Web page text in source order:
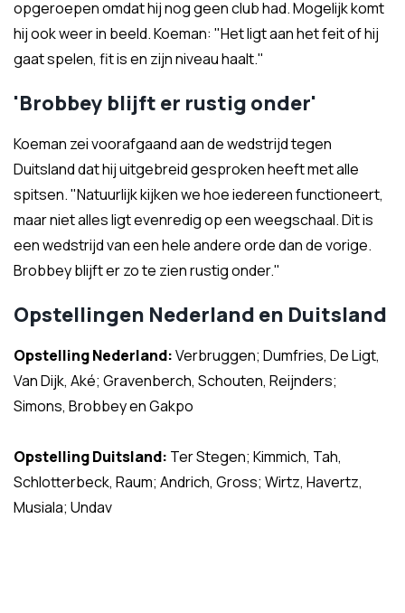
opgeroepen omdat hij nog geen club had. Mogelijk komt
hij ook weer in beeld. Koeman: "Het ligt aan het feit of hij
gaat spelen, fit is en zijn niveau haalt."
'Brobbey blijft er rustig onder'
Koeman zei voorafgaand aan de wedstrijd tegen
Duitsland dat hij uitgebreid gesproken heeft met alle
spitsen. "Natuurlijk kijken we hoe iedereen functioneert,
maar niet alles ligt evenredig op een weegschaal. Dit is
een wedstrijd van een hele andere orde dan de vorige.
Brobbey blijft er zo te zien rustig onder."
Opstellingen Nederland en Duitsland
Opstelling Nederland:Verbruggen; Dumfries, De Ligt,
Van Dijk, Aké; Gravenberch, Schouten, Reijnders;
Simons, Brobbey en Gakpo
Opstelling Duitsland: Ter Stegen; Kimmich, Tah,
Schlotterbeck, Raum; Andrich, Gross; Wirtz, Havertz,
Musiala; Undav